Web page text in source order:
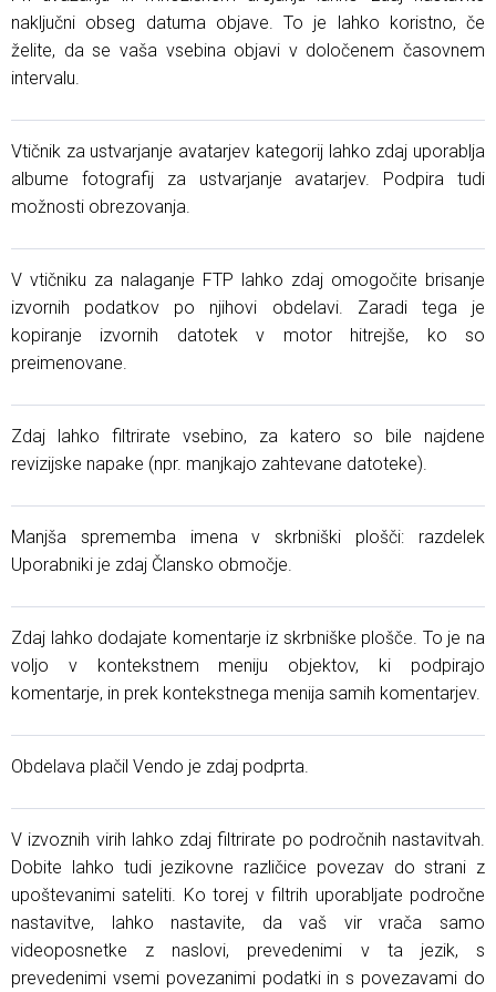
naključni obseg datuma objave. To je lahko koristno, če
želite, da se vaša vsebina objavi v določenem časovnem
intervalu.
Vtičnik za ustvarjanje avatarjev kategorij lahko zdaj uporablja
albume fotografij za ustvarjanje avatarjev. Podpira tudi
možnosti obrezovanja.
V vtičniku za nalaganje FTP lahko zdaj omogočite brisanje
izvornih podatkov po njihovi obdelavi. Zaradi tega je
kopiranje izvornih datotek v motor hitrejše, ko so
preimenovane.
Zdaj lahko filtrirate vsebino, za katero so bile najdene
revizijske napake (npr. manjkajo zahtevane datoteke).
Manjša sprememba imena v skrbniški plošči: razdelek
Uporabniki je zdaj Člansko območje.
Zdaj lahko dodajate komentarje iz skrbniške plošče. To je na
voljo v kontekstnem meniju objektov, ki podpirajo
komentarje, in prek kontekstnega menija samih komentarjev.
Obdelava plačil Vendo je zdaj podprta.
V izvoznih virih lahko zdaj filtrirate po področnih nastavitvah.
Dobite lahko tudi jezikovne različice povezav do strani z
upoštevanimi sateliti. Ko torej v filtrih uporabljate področne
nastavitve, lahko nastavite, da vaš vir vrača samo
videoposnetke z naslovi, prevedenimi v ta jezik, s
prevedenimi vsemi povezanimi podatki in s povezavami do